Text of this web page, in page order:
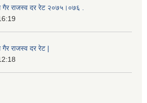
गैर राजस्व दर रेट २०७५।०७६ .
गैर राजस्व दर रेट |